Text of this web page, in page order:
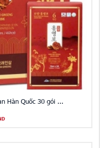
Hàn Quốc 30 gói ...